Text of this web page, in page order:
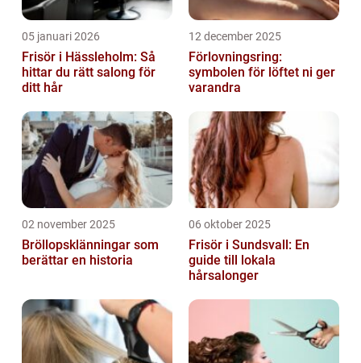
05 januari 2026
Frisör i Hässleholm: Så
hittar du rätt salong för
ditt hår
12 december 2025
Förlovningsring:
symbolen för löftet ni ger
varandra
02 november 2025
Bröllopsklänningar som
berättar en historia
06 oktober 2025
Frisör i Sundsvall: En
guide till lokala
hårsalonger